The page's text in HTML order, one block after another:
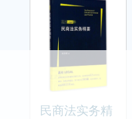
民商法实务精